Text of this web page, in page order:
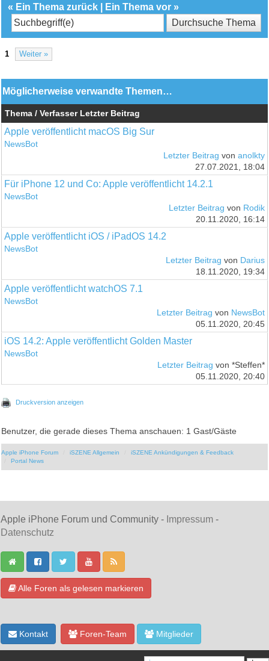
« Ein Thema zurück Ein Thema vor »
1 Weiter »
Möglicherweise verwandte Themen…
Thema / Verfasser Letzter Beitrag
Apple veröffentlicht macOS Big Sur
NewsBot
Letzter Beitrag von anolkty
27.07.2021, 18:04
Für iPhone 12 und Co: Apple veröffentlicht 14.2.1
NewsBot
Letzter Beitrag von Rodik
20.11.2020, 16:14
Apple veröffentlicht iOS / iPadOS 14.2
NewsBot
Letzter Beitrag von Darius
18.11.2020, 19:34
Apple veröffentlicht watchOS 7.1
NewsBot
Letzter Beitrag von NewsBot
05.11.2020, 20:45
iOS 14.2: Apple veröffentlicht Golden Master
NewsBot
Letzter Beitrag von *Steffen*
05.11.2020, 20:40
Druckversion anzeigen
Benutzer, die gerade dieses Thema anschauen: 1 Gast/Gäste
Apple iPhone Forum iSZENE Allgemein
iSZENE Ankündigungen & Feedback
Portal News
Apple iPhone Forum und Community - Impressum -
Datenschutz
Alle Foren als gelesen markieren
Kontakt Foren-Team Mitglieder